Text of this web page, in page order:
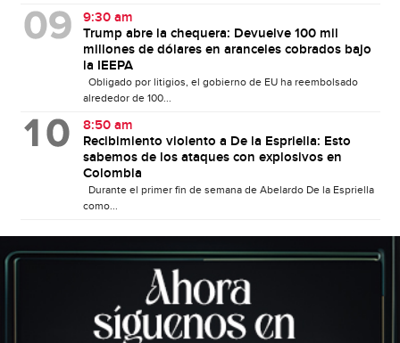
9:30 am
Trump abre la chequera: Devuelve 100 mil
millones de dólares en aranceles cobrados bajo
la IEEPA
Obligado por litigios, el gobierno de EU ha reembolsado
alrededor de 100...
8:50 am
Recibimiento violento a De la Espriella: Esto
sabemos de los ataques con explosivos en
Colombia
Durante el primer fin de semana de Abelardo De la Espriella
como...